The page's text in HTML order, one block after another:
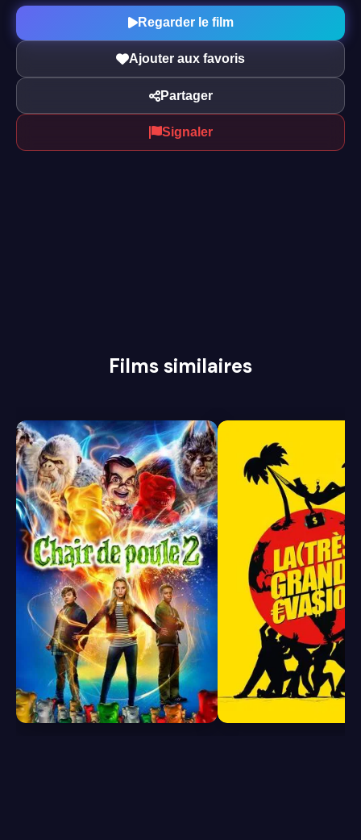
Regarder le film
Ajouter aux favoris
Partager
Signaler
Films similaires
6.1 8.0